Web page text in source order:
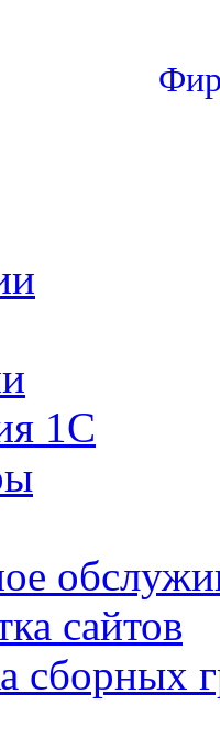
1С
сайтов
сборных